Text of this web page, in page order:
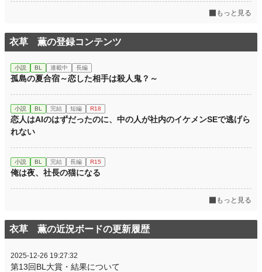
もっと見る
衣草 薫の登録コンテンツ
小説 BL 連載中 長編
孤島の夏合宿～恋した相手は殺人鬼？～
小説 BL 完結 短編 R18
恋人はAIのはずだったのに、中の人が社内のイケメンSEで逃げら
れない
小説 BL 完結 長編 R15
俺は夜、社長の猫になる
もっと見る
衣草 薫の近況ボードの更新履歴
2025-12-26 19:27:32
第13回BL大賞・結果について